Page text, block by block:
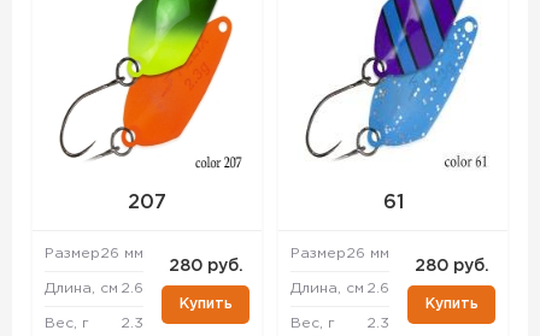
207
Размер26 мм
Длина, см 2.6
Вес, г 2.3
280 руб.
Купить
61
Размер26 мм
Длина, см 2.6
Вес, г 2.3
280 руб.
Купить